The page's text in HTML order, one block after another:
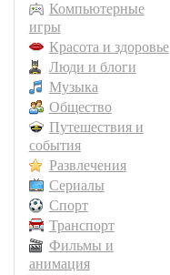
Компьютерные
игры
Красота и здоровье
Люди и блоги
Музыка
Общество
Путешествия и
события
Развлечения
Сериалы
Спорт
Транспорт
Фильмы и
анимация